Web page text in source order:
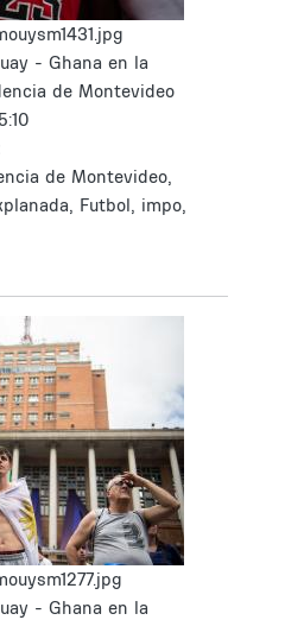
- Ghana en la
de Montevideo
de Montevideo,
Futbol, impo,
- Ghana en la